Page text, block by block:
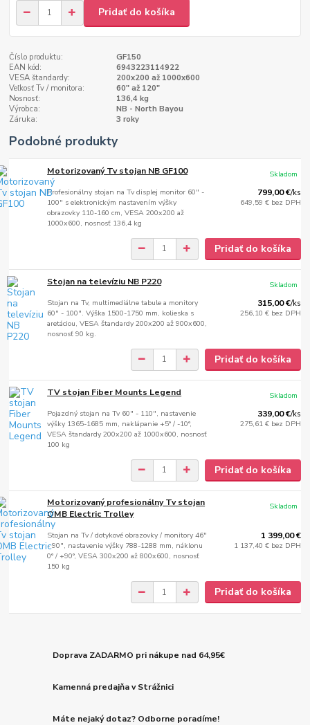
Pridať do košíka
Číslo produktu:
GF150
EAN kód:
6943223114922
VESA štandardy:
200x200 až 1000x600
Veľkosť Tv / monitora:
60" až 120"
Nosnosť:
136,4 kg
Výrobca:
NB - North Bayou
Záruka:
3 roky
Podobné produkty
Motorizovaný Tv stojan NB GF100
Profesionálny stojan na Tv displej monitor 60" -
100" s elektronickým nastavením výšky
obrazovky 110-160 cm, VESA 200x200 až
1000x600, nosnosť 136,4 kg
799,00 €/ks
649,59 € bez DPH
Skladom
Pridať do košíka
Stojan na televíziu NB P220
Stojan na Tv, multimediálne tabule a monitory
60" - 100". Výška 1500-1750 mm, kolieska s
aretáciou, VESA štandardy 200x200 až 900x600,
nosnosť 90 kg.
315,00 €/ks
256,10 € bez DPH
Skladom
Pridať do košíka
TV stojan Fiber Mounts Legend
Pojazdný stojan na Tv 60" - 110", nastavenie
výšky 1365-1685 mm, naklápanie +5° / -10°,
VESA štandardy 200x200 až 1000x600, nosnosť
100 kg
339,00 €/ks
275,61 € bez DPH
Skladom
Pridať do košíka
Motorizovaný profesionálny Tv stojan
OMB Electric Trolley
Stojan na Tv / dotykové obrazovky / monitory 46"
- 90", nastavenie výšky 788-1288 mm, náklonu
0° / +90°, VESA 300x200 až 800x600, nosnosť
150 kg
1 399,00 €
1 137,40 € bez DPH
Skladom
Pridať do košíka
Doprava ZADARMO pri nákupe nad 64,95€
Kamenná predajňa v Strážnici
Máte nejaký dotaz? Odborne poradíme!